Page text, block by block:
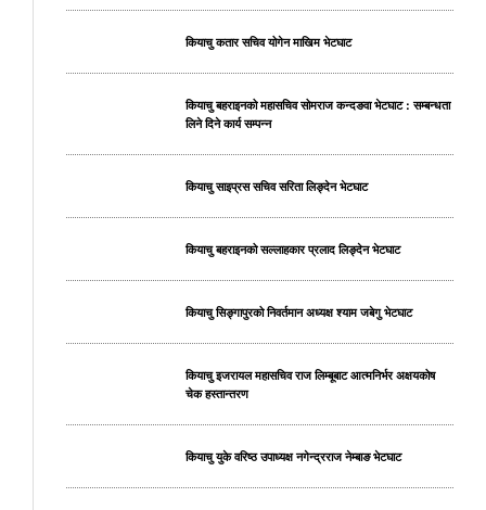
कियाचु कतार सचिव योगेन माखिम भेटघाट
कियाचु बहराइनको महासचिव सोमराज कन्दङवा भेटघाट : सम्बन्धता
लिने दिने कार्य सम्पन्न
कियाचु साइप्रस सचिव सरिता लिङ्देन भेटघाट
कियाचु बहराइनको सल्लाहकार प्रलाद लिङ्देन भेटघाट
कियाचु सिङ्गापुरको निवर्तमान अध्यक्ष श्याम जबेगु भेटघाट
कियाचु इजरायल महासचिव राज लिम्बूबाट आत्मनिर्भर अक्षयकोष
चेक हस्तान्तरण
कियाचु युके वरिष्ठ उपाध्यक्ष नगेन्द्रराज नेम्बाङ भेटघाट